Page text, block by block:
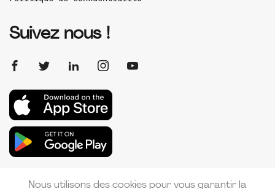
Suivez nous !
Nous utilisons des cookies pour vous garantir la